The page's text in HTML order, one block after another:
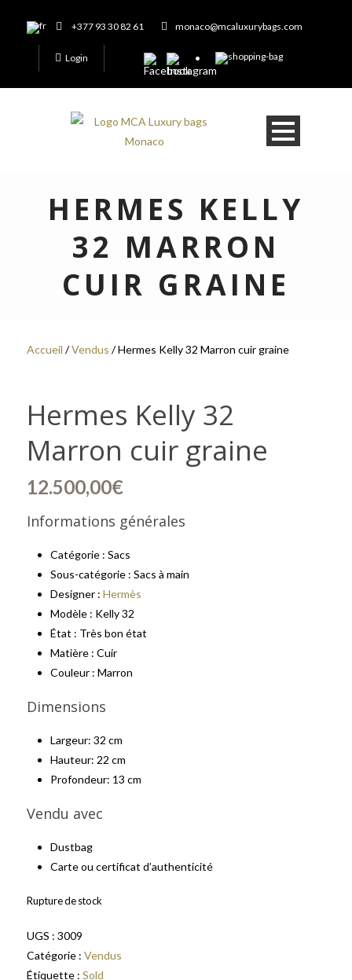
+377 93 30 82 61 monaco@mcaluxurybags.com
Login
HERMES KELLY
32 MARRON
CUIR GRAINE
Accueil /Vendus / Hermes Kelly 32 Marron cuir graine
Hermes Kelly 32
Marron cuir graine
12.500,00€
Informations générales
Catégorie : Sacs
Sous-catégorie : Sacs à main
Designer : Hermès
Modèle : Kelly 32
État : Très bon état
Matière : Cuir
Couleur : Marron
Dimensions
Largeur: 32 cm
Hauteur: 22 cm
Profondeur: 13 cm
Vendu avec
Dustbag
Carte ou certificat d’authenticité
Rupture de stock
UGS : 3009
Catégorie : Vendus
Étiquette : Sold